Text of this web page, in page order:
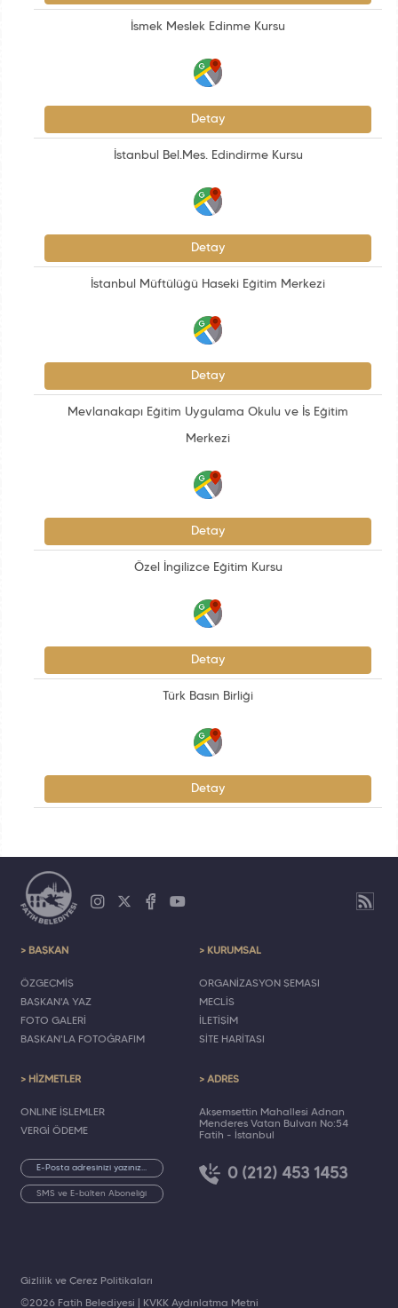
İsmek Meslek Edinme Kursu
Detay
İstanbul Bel.Mes. Edindirme Kursu
Detay
İstanbul Müftülüğü Haseki Eğitim Merkezi
Detay
Mevlanakapı Eğitim Uygulama Okulu ve İş Eğitim
Merkezi
Detay
Özel İngilizce Eğitim Kursu
Detay
Türk Basın Birliği
Detay
> BAŞKAN
ÖZGEÇMİŞ
BAŞKAN'A YAZ
FOTO GALERİ
BAŞKAN'LA FOTOĞRAFIM
> KURUMSAL
ORGANİZASYON ŞEMASI
MECLİS
İLETİŞİM
SİTE HARİTASI
> HİZMETLER
ONLINE İŞLEMLER
VERGİ ÖDEME
SMS ve E-bülten Aboneliği
> ADRES
Akşemsettin Mahallesi Adnan
Menderes Vatan Bulvarı No:54
Fatih - İstanbul
0 (212) 453 1453
©2026 Fatih Belediyesi | KVKK Aydınlatma Metni
Gizlilik ve Çerez Politikaları